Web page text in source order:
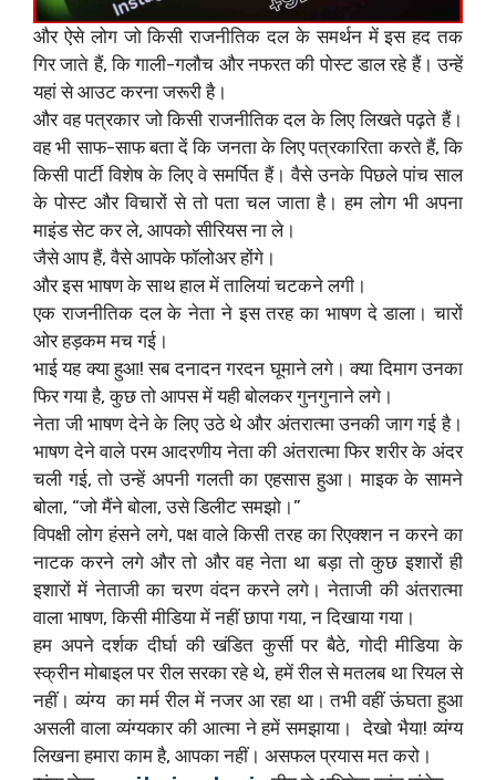
और ऐसे लोग जो किसी राजनीतिक दल के समर्थन में इस हद तक
गिर जाते हैं, कि गाली-गलौच और नफरत की पोस्ट डाल रहे हैं। उन्हें
यहां से आउट करना जरूरी है।
और वह पत्रकार जो किसी राजनीतिक दल के लिए लिखते पढ़ते हैं।
वह भी साफ-साफ बता दें कि जनता के लिए पत्रकारिता करते हैं, कि
किसी पार्टी विशेष के लिए वे समर्पित हैं।‌ वैसे उनके पिछले पांच साल
के पोस्ट और विचारों से तो पता चल जाता है। हम लोग भी अपना
माइंड सेट कर ले, आपको सीरियस ना ले।
जैसे आप हैं, वैसे आपके फॉलोअर होंगे।
और इस भाषण के साथ हाल में तालियां चटकने लगी।
एक राजनीतिक दल के नेता ने इस तरह का भाषण दे डाला।‌ चारों
ओर हड़कम मच गई। ‌
भाई यह क्या हुआ! सब दनादन गरदन घूमाने लगे। ‌क्या दिमाग उनका
फिर गया है, कुछ तो आपस में यही बोलकर गुनगुनाने लगे।
नेता जी भाषण देने के लिए उठे थे और अंतरात्मा उनकी जाग गई है।
‌भाषण देने वाले परम आदरणीय नेता की अंतरात्मा फिर शरीर के अंदर
चली गई, तो उन्हें अपनी गलती का एहसास हुआ। माइक के सामने
बोला, “जो मैंने बोला, उसे डिलीट समझो।”
विपक्षी लोग हंसने लगे, पक्ष वाले किसी तरह का रिएक्शन न करने का
नाटक करने लगे और तो और वह नेता था बड़ा तो कुछ इशारों ही
इशारों में नेताजी का चरण वंदन करने लगे। नेताजी की अंतरात्मा
वाला भाषण, किसी मीडिया में नहीं छापा गया, न दिखाया गया।
हम अपने दर्शक दीर्घा की खंडित कुर्सी पर बैठे, गोदी मीडिया के
स्क्रीन मोबाइल पर रील सरका रहे थे, हमें रील से मतलब था रियल से
नहीं। व्यंग्य का मर्म रील में नजर आ रहा था। ‌तभी वहीं ऊंघता हुआ
असली वाला व्यंग्यकार की आत्मा ने हमें समझाया। ‌ देखो भैया! व्यंग्य
लिखना हमारा काम है, आपका नहीं। असफल प्रयास मत करो।